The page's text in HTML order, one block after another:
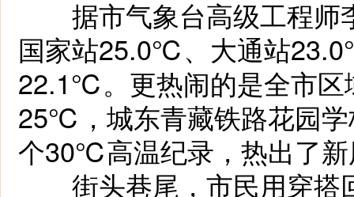
据市气象台高级工程师
国家站25.0℃、大通站
22.1℃。更热闹的是全市区
25℃，城东青藏铁路花园
个30℃高温纪录，热出了
街头巷尾，市民用穿搭